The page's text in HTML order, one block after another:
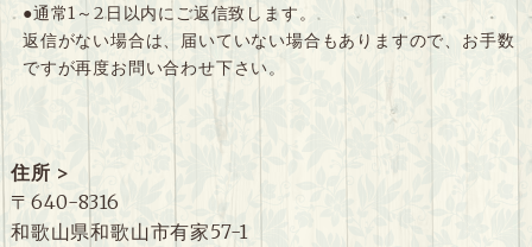
●通常1～2日以内にご返信致します。
返信がない場合は、届いていない場合もありますので、お手数
ですが再度お問い合わせ下さい。
住所 >
〒640-8316
和歌山県和歌山市有家57-1